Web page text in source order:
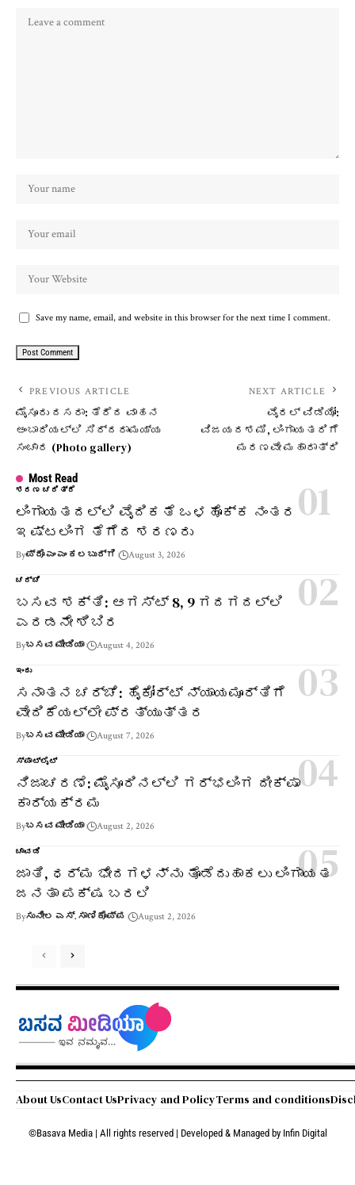
Save my name, email, and website in this browser for the next time I comment.
PREVIOUS ARTICLE
ಮೈಸೂರು ದಸರಾ: ತೆರೆದ ವಾಹನ
ಅಂಬಾರಿಯಲ್ಲಿ ಸಿದ್ದರಾಮಯ್ಯ
ಸಂಚಾರ (Photo gallery)
NEXT ARTICLE
ವೈರಲ್ ವಿಡಿಯೋ:
ವಿಜಯದಶಮಿ, ಲಿಂಗಾಯತರಿಗೆ
ಮರಣವೇ ಮಹಾರಾತ್ರಿ
Most Read
ಶರಣ ಚರಿತ್ರೆ
ಲಿಂಗಾಯತದಲ್ಲಿ ವೈದಿಕತೆ ಒಳಹೊಕ್ಕ ನಂತರ
ಇಷ್ಟಲಿಂಗ ತೆಗೆದ ಶರಣರು
Byಪ್ರೊ ಎಂ ಎಂ ಕಲಬುರ್ಗಿ August 3, 2026
ಚರ್ಚೆ
ಬಸವ ಶಕ್ತಿ: ಆಗಸ್ಟ್ 8, 9 ಗದಗದಲ್ಲಿ
ಎರಡನೇ ಶಿಬಿರ
Byಬಸವ ಮೀಡಿಯಾ August 4, 2026
ಇಂದು
ಸನಾತನ ಚರ್ಚೆ: ಹೈಕೋರ್ಟ್ ನ್ಯಾಯಮೂರ್ತಿಗೆ
ವೇದಿಕೆಯಲ್ಲೇ ಪ್ರತ್ಯುತ್ತರ
Byಬಸವ ಮೀಡಿಯಾ August 7, 2026
ಸ್ಪಾಟ್‌ಲೈಟ್
ನಿಜಾಚರಣೆ: ಮೈಸೂರಿನಲ್ಲಿ ಗರ್ಭಲಿಂಗ ದೀಕ್ಷಾ
ಕಾರ್ಯಕ್ರಮ
Byಬಸವ ಮೀಡಿಯಾ August 2, 2026
ಚಾವಡಿ
ಜಾತಿ, ಧರ್ಮ ಭೇದಗಳನ್ನು ತೊಡೆದುಹಾಕಲು ಲಿಂಗಾಯತ
ಜನತಾ ಪಕ್ಷ ಬರಲಿ
Byಸುನೀಲ ಎಸ್. ಸಾಣಿಕೊಪ್ಪ August 2, 2026
About UsContact UsPrivacy and PolicyTerms and conditions
©Basava Media | All rights reserved | Developed & Managed by Infin Digital